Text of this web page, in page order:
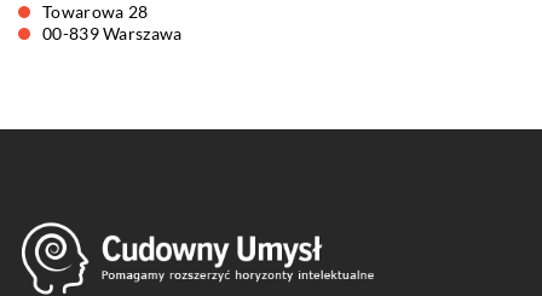
Towarowa 28
00-839 Warszawa